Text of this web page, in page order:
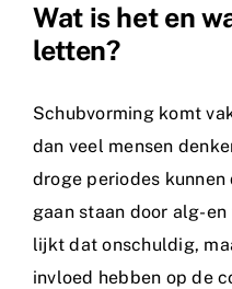
Wat is het en
letten?
Schubvorming komt
dan veel mensen
droge periodes
gaan staan door alg-
lijkt dat onschuldig,
invloed hebben op de